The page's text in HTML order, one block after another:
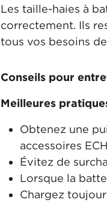
Les taille-haies à
correctement. Ils
tous vos besoins
Conseils pour
Meilleures
Obtenez une
accessoires
Évitez de
Lorsque la
Chargez